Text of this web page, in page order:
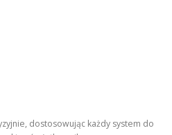
dostosowując każdy system do